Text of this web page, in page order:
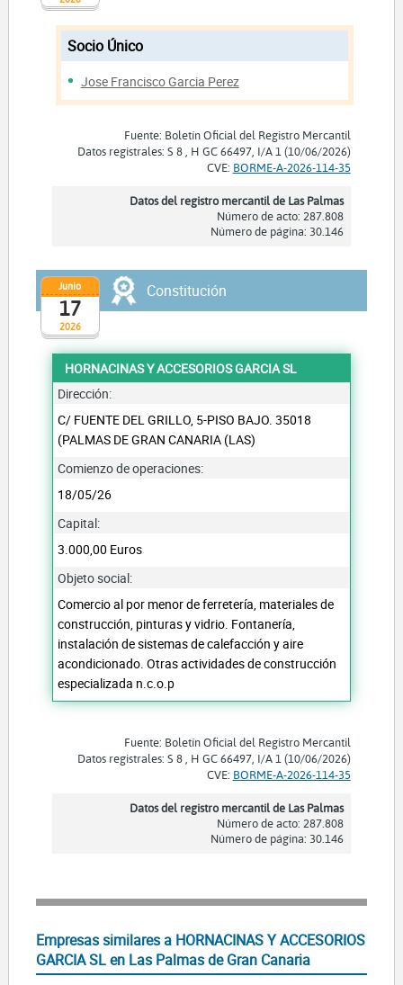
Socio Único
Jose Francisco Garcia Perez
Fuente: Boletín Oficial del Registro Mercantil
Datos registrales: S 8 , H GC 66497, I/A 1 (10/06/2026)
CVE: BORME-A-2026-114-35
Datos del registro mercantil de Las Palmas
Número de acto: 287.808
Número de página: 30.146
2026
Junio
17
Constitución
HORNACINAS Y ACCESORIOS GARCIA SL
Dirección:
C/ FUENTE DEL GRILLO, 5-PISO BAJO. 35018
(PALMAS DE GRAN CANARIA (LAS)
Comienzo de operaciones:
18/05/26
Capital:
3.000,00 Euros
Objeto social:
Comercio al por menor de ferretería, materiales de
construcción, pinturas y vidrio. Fontanería,
instalación de sistemas de calefacción y aire
acondicionado. Otras actividades de construcción
especializada n.c.o.p
Fuente: Boletín Oficial del Registro Mercantil
Datos registrales: S 8 , H GC 66497, I/A 1 (10/06/2026)
CVE: BORME-A-2026-114-35
Datos del registro mercantil de Las Palmas
Número de acto: 287.808
Número de página: 30.146
Empresas similares a HORNACINAS Y ACCESORIOS
GARCIA SL en Las Palmas de Gran Canaria